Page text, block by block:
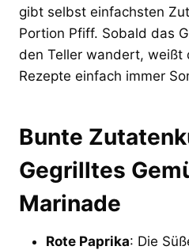
gibt selbst einfachsten
Portion Pfiff. Sobald das
den Teller wandert, weißt
Rezepte einfach immer
Bunte
Gegrilltes
Marinade
Rote Paprika: Die